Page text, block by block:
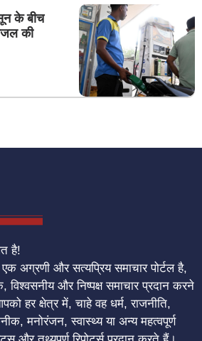
के बीच
की
है!
अग्रणी और सत्यप्रिय समाचार पोर्टल है,
और निष्पक्ष समाचार प्रदान करने
हर क्षेत्र में, चाहे वह धर्म, राजनीति,
मनोरंजन, स्वास्थ्य या अन्य महत्वपूर्ण